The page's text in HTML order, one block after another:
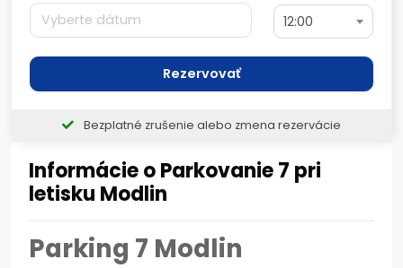
Informácie o Parkovanie 7 pri
letisku Modlin
Parking 7 Modlin
12:00
Rezervovať
Bezplatné zrušenie alebo zmena rezervácie